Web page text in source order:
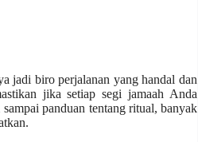
jadi biro perjalanan yang handal dan
jika setiap segi jamaah Anda
panduan tentang ritual, banyak